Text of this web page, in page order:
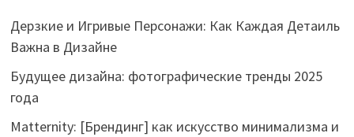
Дерзкие и Игривые Персонажи: Как Каждая Детаиль
Важна в Дизайне
Будущее дизайна: фотографические тренды 2025
года
Matternity: [Брендинг] как искусство минимализма и